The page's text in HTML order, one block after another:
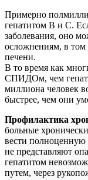
Примерно
гепатитом В и С.
заболевания, оно
осложнениям, в том
В то время как
СПИДОм, чем
миллиона человек
быстрее, чем
Профилактика
больные
вести полноценную
не представляют
гепатитом
путем, через